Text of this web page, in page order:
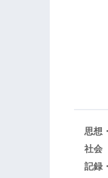
思想
社会
記録